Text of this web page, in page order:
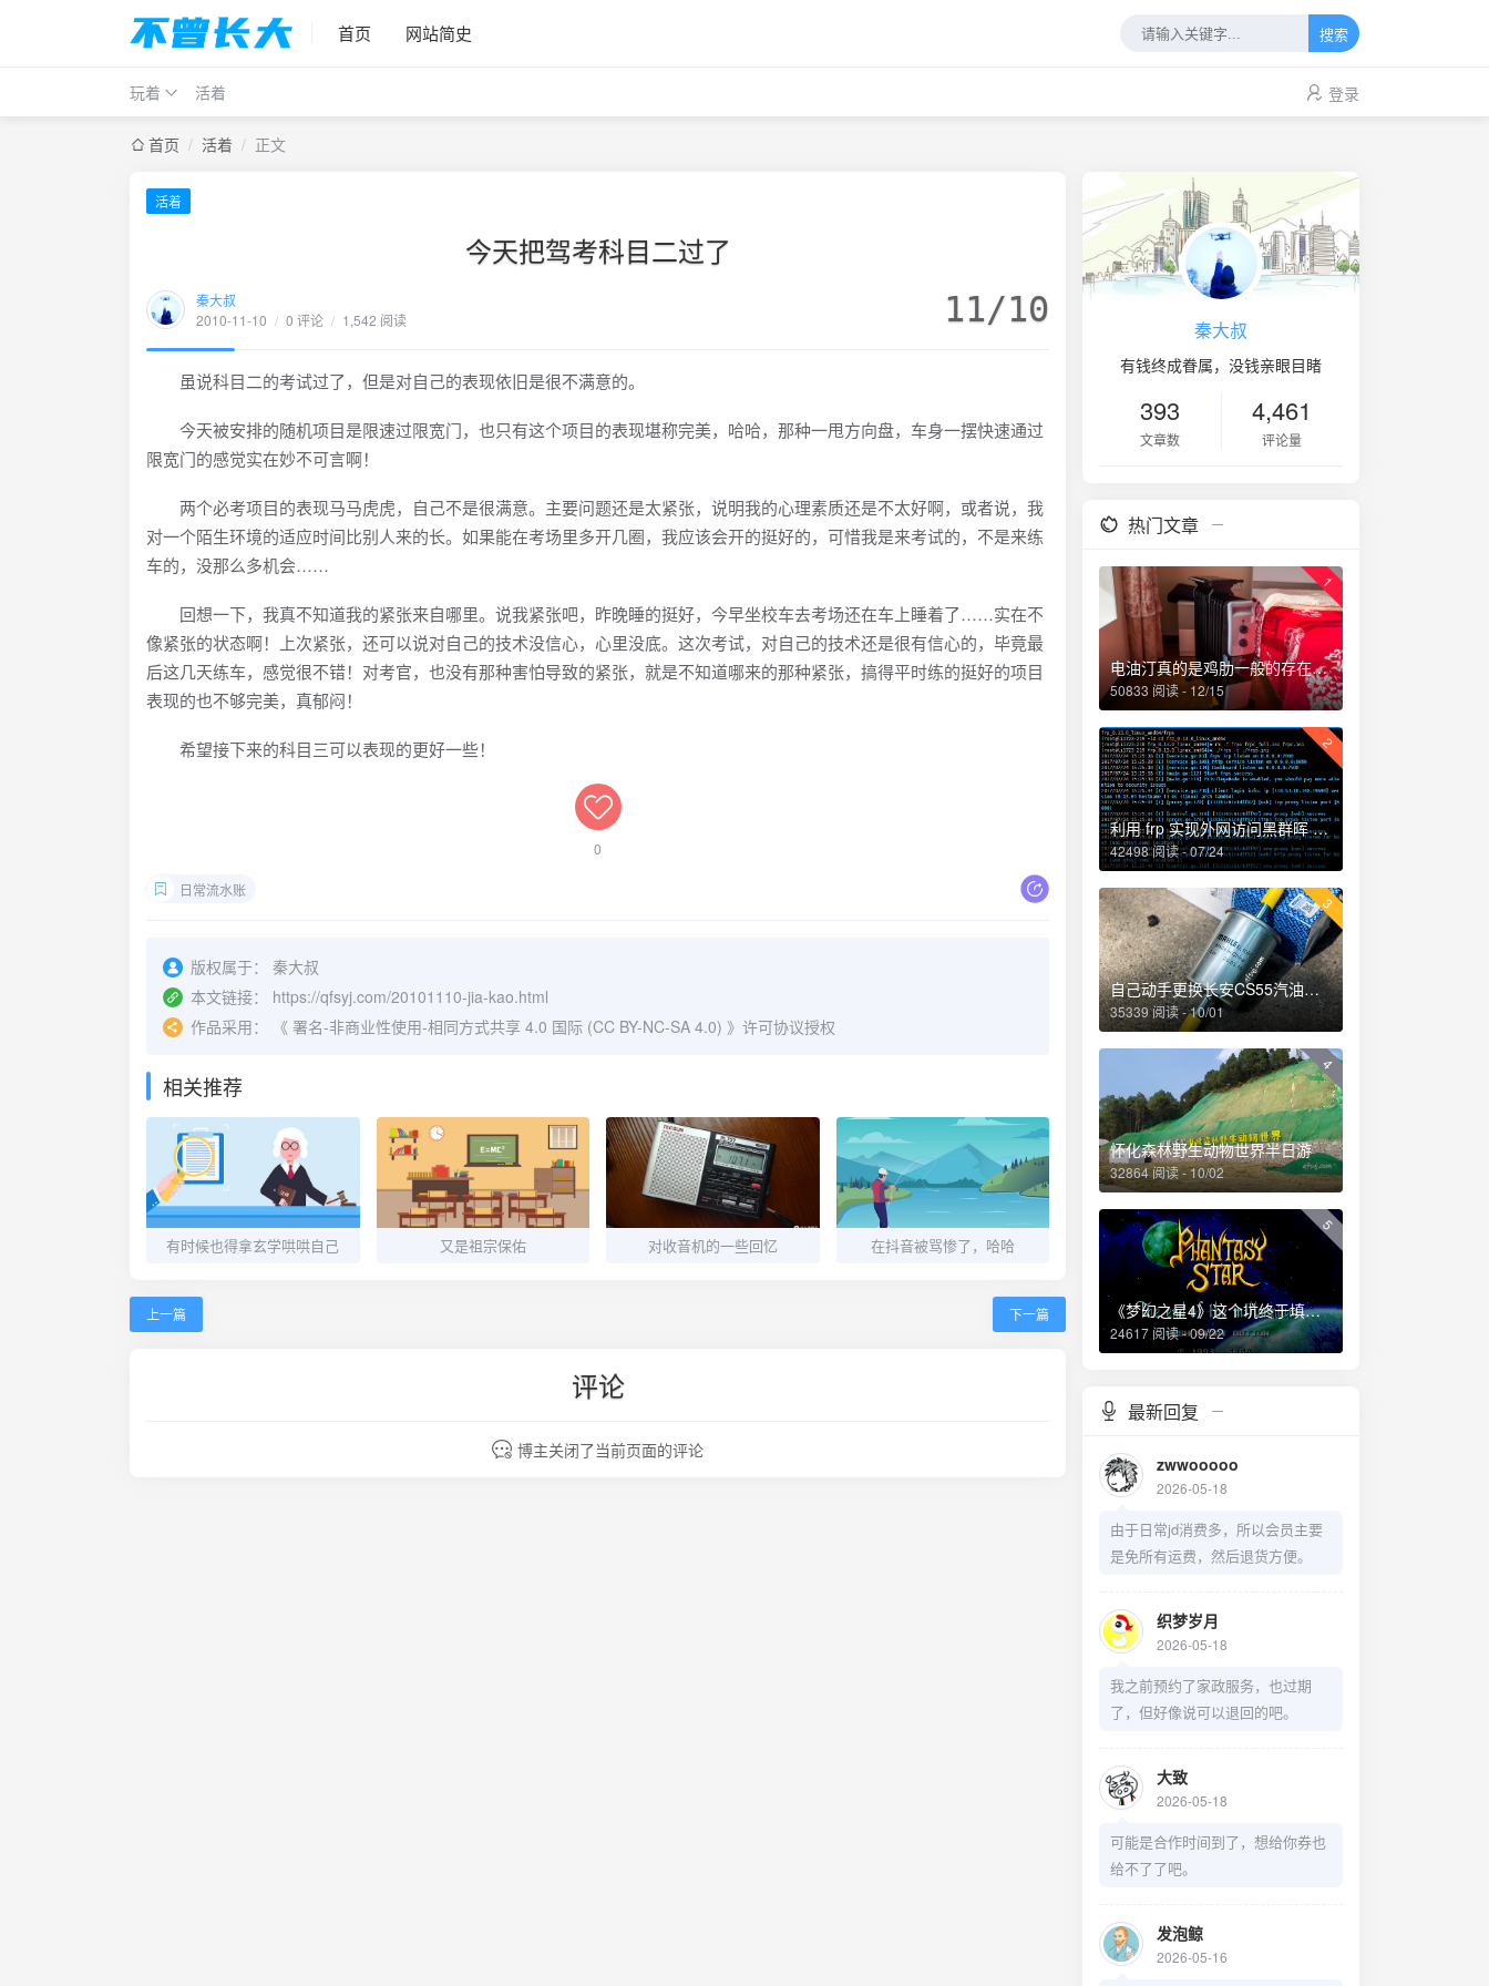
首页 网站简史 搜索
玩着 活着 登录
首页 / 活着 / 正文
活着
今天把驾考科目二过了
秦大叔
2010-11-10 / 0 评论 / 1,542 阅读 11/10
虽说科目二的考试过了，但是对自己的表现依旧是很不满意的。
今天被安排的随机项目是限速过限宽门，也只有这个项目的表现堪称完美，哈哈，那种一甩方向盘，车身一摆快速通过
限宽门的感觉实在妙不可言啊！
两个必考项目的表现马马虎虎，自己不是很满意。主要问题还是太紧张，说明我的心理素质还是不太好啊，或者说，我
对一个陌生环境的适应时间比别人来的长。如果能在考场里多开几圈，我应该会开的挺好的，可惜我是来考试的，不是来练
车的，没那么多机会……
回想一下，我真不知道我的紧张来自哪里。说我紧张吧，昨晚睡的挺好，今早坐校车去考场还在车上睡着了……实在不
像紧张的状态啊！上次紧张，还可以说对自己的技术没信心，心里没底。这次考试，对自己的技术还是很有信心的，毕竟最
后这几天练车，感觉很不错！对考官，也没有那种害怕导致的紧张，就是不知道哪来的那种紧张，搞得平时练的挺好的项目
表现的也不够完美，真郁闷！
希望接下来的科目三可以表现的更好一些！
0
日常流水账
版权属于：
秦大叔
本文链接：
https://qfsyj.com/20101110-jia-kao.html
作品采用：
《 署名-非商业性使用-相同方式共享 4.0 国际 (CC BY-NC-SA 4.0) 》许可协议授权
相关推荐
有时候也得拿玄学哄哄自己 又是祖宗保佑 对收音机的一些回忆 在抖音被骂惨了，哈哈
上一篇 下一篇
评论
博主关闭了当前页面的评论
秦大叔
有钱终成眷属，没钱亲眼目睹
393
文章数
4,461
评论量
热门文章
1
电油汀真的是鸡肋一般的存在，累觉不爱！
50833 阅读 - 12/15
2
利用 frp 实现外网访问黑群晖 NAS
42498 阅读 - 07/24
3
自己动手更换长安CS55汽油滤芯、机油和机油滤芯
35339 阅读 - 10/01
4
怀化森林野生动物世界半日游
32864 阅读 - 10/02
5
《梦幻之星4》这个坑终于填上了！
24617 阅读 - 09/22
最新回复
zwwooooo
2026-05-18
由于日常jd消费多，所以会员主要
是免所有运费，然后退货方便。
织梦岁月
2026-05-18
我之前预约了家政服务，也过期
了，但好像说可以退回的吧。
大致
2026-05-18
可能是合作时间到了，想给你券也
给不了了吧。
发泡鲸
2026-05-16